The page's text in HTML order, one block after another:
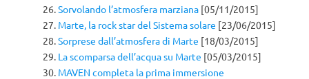
Sorvolando l’atmosfera marziana [05/11/2015]
Marte, la rock star del Sistema solare [23/06/2015]
Sorprese dall’atmosfera di Marte [18/03/2015]
La scomparsa dell’acqua su Marte [05/03/2015]
MAVEN completa la prima immersione